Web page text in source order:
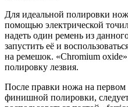
Для идеальной полировки
помощью электрической
надеть один ремень из
запустить её и
на ремешок. «Chromium
полировку лезвия.
После правки ножа на первом
финишной полировки,